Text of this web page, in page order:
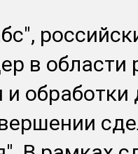
в об­лас­ти
и